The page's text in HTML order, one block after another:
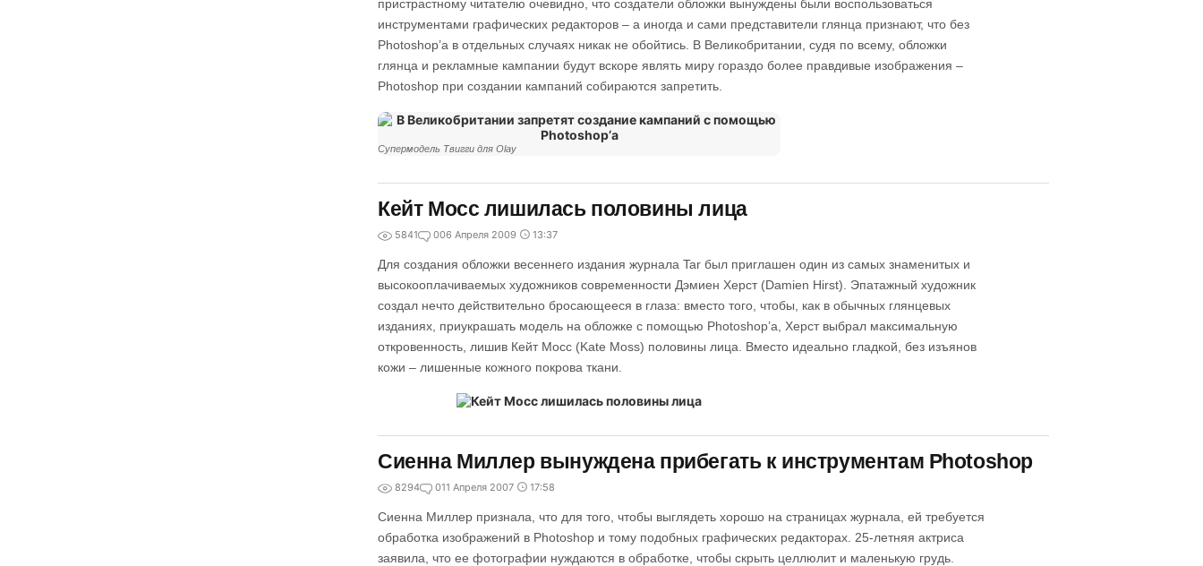
пристрастному читателю очевидно, что создатели обложки вынуждены были воспользоваться
инструментами графических редакторов – а иногда и сами представители глянца признают, что без
Photoshop’а в отдельных случаях никак не обойтись. В Великобритании, судя по всему, обложки
глянца и рекламные кампании будут вскоре являть миру гораздо более правдивые изображения –
Photoshop при создании кампаний собираются запретить.
Супермодель Твигги для Olay
Кейт Мосс лишилась половины лица
5841 006 Апреля 2009 13:37
Для создания обложки весеннего издания журнала Tar был приглашен один из самых знаменитых и
высокооплачиваемых художников современности Дэмиен Херст (Damien Hirst). Эпатажный художник
создал нечто действительно бросающееся в глаза: вместо того, чтобы, как в обычных глянцевых
изданиях, приукрашать модель на обложке с помощью Photoshop’a, Херст выбрал максимальную
откровенность, лишив Кейт Мосс (Kate Moss) половины лица. Вместо идеально гладкой, без изъянов
кожи – лишенные кожного покрова ткани.
Сиенна Миллер вынуждена прибегать к инструментам Photoshop
8294 011 Апреля 2007 17:58
Сиенна Миллер признала, что для того, чтобы выглядеть хорошо на страницах журнала, ей требуется
обработка изображений в Photoshop и тому подобных графических редакторах. 25-летняя актриса
заявила, что ее фотографии нуждаются в обработке, чтобы скрыть целлюлит и маленькую грудь.